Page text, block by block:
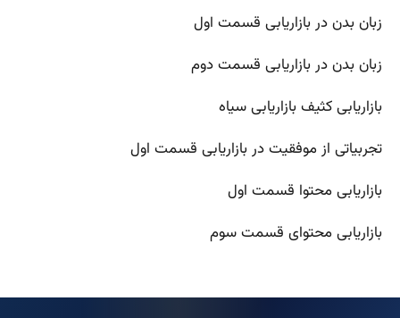
زبان بدن در بازاریابی قسمت اول
زبان بدن در بازاریابی قسمت دوم
بازاریابی کثیف بازاریابی سیاه
تجربیاتی از موفقیت در بازاریابی قسمت اول
بازاریابی محتوا قسمت اول
بازاریابی محتوای قسمت سوم